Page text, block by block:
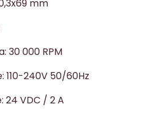
mm
30 000 RPM
110-240V 50/60Hz
24 VDC / 2 A